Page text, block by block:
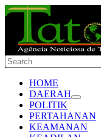
HOME
DAERAH
POLITIK
PERTAHANAN
KEAMANAN